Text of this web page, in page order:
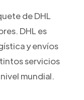
de DHL
DHL es
y envíos
servicios
mundial.